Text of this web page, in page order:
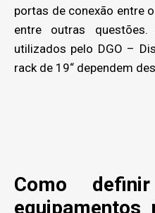
portas de conexão entre
entre outras
utilizados pelo DGO –
rack de 19“ dependem
Como
equipamentos